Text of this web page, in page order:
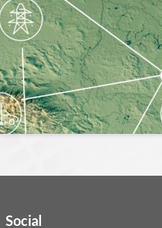
Social